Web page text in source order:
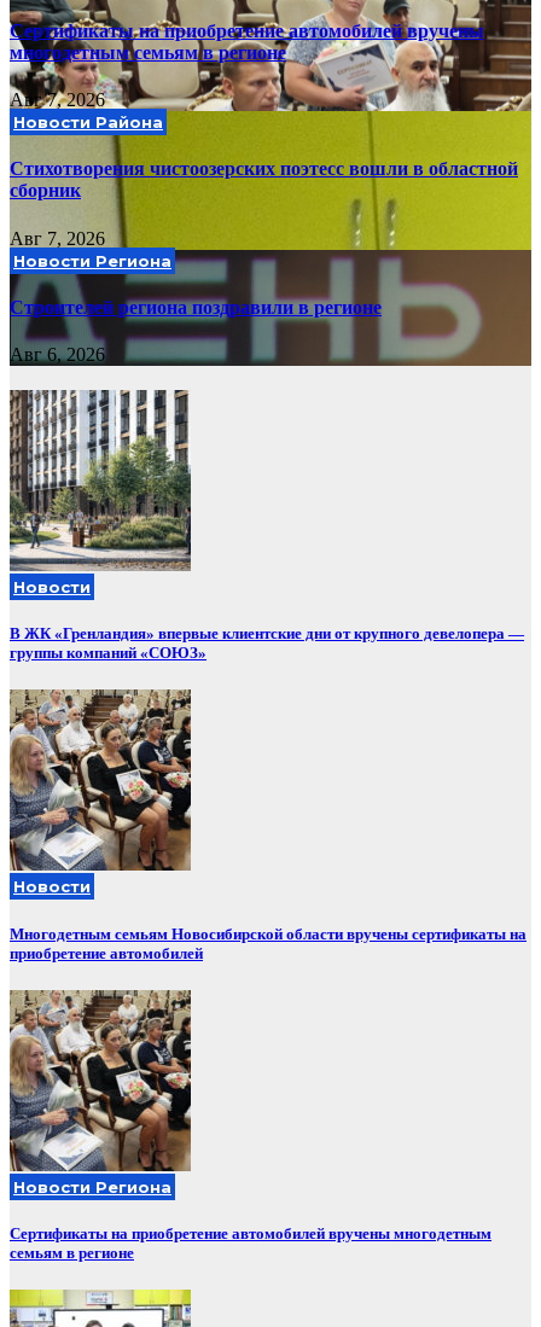
Сертификаты на приобретение автомобилей вручены
многодетным семьям в регионе
Авг 7, 2026
Новости Района
Стихотворения чистоозерских поэтесс вошли в областной
сборник
Авг 7, 2026
Новости Региона
Строителей региона поздравили в регионе
Авг 6, 2026
Новости
В ЖК «Гренландия» впервые клиентские дни от крупного девелопера —
группы компаний «СОЮЗ»
Новости
Многодетным семьям Новосибирской области вручены сертификаты на
приобретение автомобилей
Новости Региона
Сертификаты на приобретение автомобилей вручены многодетным
семьям в регионе